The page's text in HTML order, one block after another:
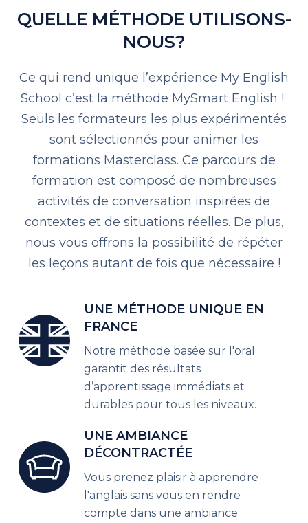
QUELLE MÉTHODE UTILISONS-
NOUS?
Ce qui rend unique l’expérience My English
School c’est la méthode MySmart English !
Seuls les formateurs les plus expérimentés
sont sélectionnés pour animer les
formations Masterclass. Ce parcours de
formation est composé de nombreuses
activités de conversation inspirées de
contextes et de situations réelles. De plus,
nous vous offrons la possibilité de répéter
les leçons autant de fois que nécessaire !
UNE MÉTHODE UNIQUE EN
FRANCE
Notre méthode basée sur l'oral
garantit des résultats
d’apprentissage immédiats et
durables pour tous les niveaux.
UNE AMBIANCE
DÉCONTRACTÉE
Vous prenez plaisir à apprendre
l'anglais sans vous en rendre
compte dans une ambiance